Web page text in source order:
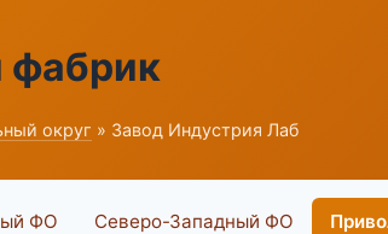
фабрик
округ » Завод Индустрия Лаб
ФО Северо-Западный ФО